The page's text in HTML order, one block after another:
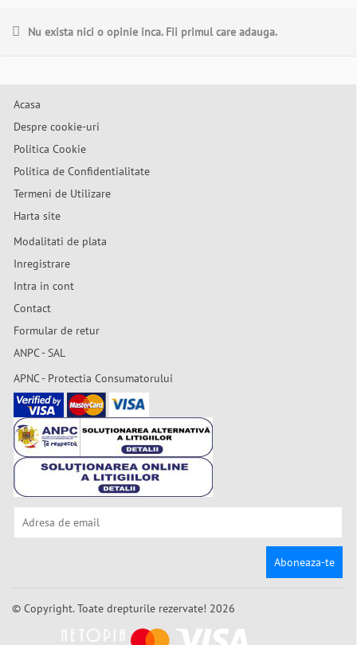
Nu exista nici o opinie inca. Fii primul care adauga.
Acasa
Despre cookie-uri
Politica Cookie
Politica de Confidentialitate
Termeni de Utilizare
Harta site
Modalitati de plata
Inregistrare
Intra in cont
Contact
Formular de retur
ANPC - SAL
APNC - Protectia Consumatorului
Aboneaza-te
© Copyright. Toate drepturile rezervate! 2026